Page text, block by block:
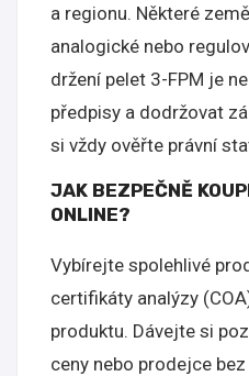
a regionu. Některé
analogické nebo
držení pelet 3-FPM je
předpisy a dodržovat
si vždy ověřte právní
JAK BEZPEČNĚ
ONLINE?
Vybírejte spolehlivé
certifikáty analýzy
produktu. Dávejte si
ceny nebo prodejce